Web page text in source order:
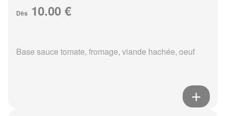
Dès 10.00 €
Base sauce tomate, fromage, viande hachée, oeuf